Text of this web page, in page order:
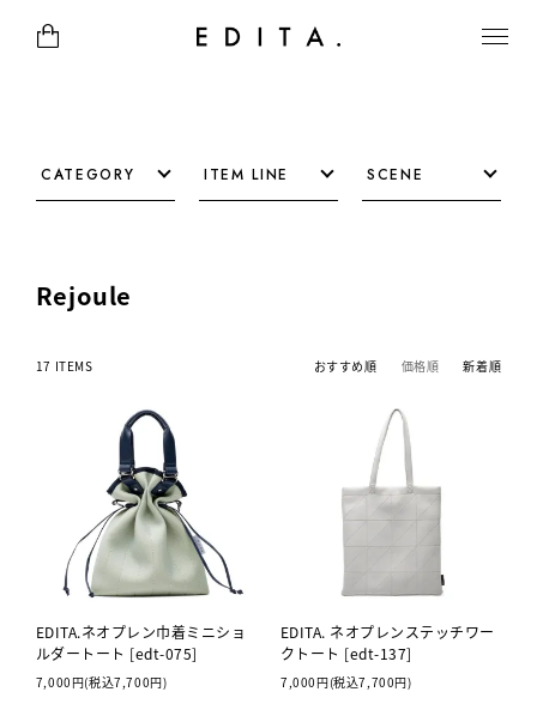
CATEGORY ITEM LINE SCENE
Rejoule
17 ITEMS おすすめ順 価格順 新着順
EDITA.ネオプレン巾着ミニショ
ルダートート [edt-075]
7,000円(税込7,700円)
EDITA. ネオプレンステッチワー
クトート [edt-137]
7,000円(税込7,700円)